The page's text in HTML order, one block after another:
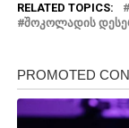
RELATED TOPICS:
ᲨᲝᲙᲝᲚᲐᲓᲘᲡ